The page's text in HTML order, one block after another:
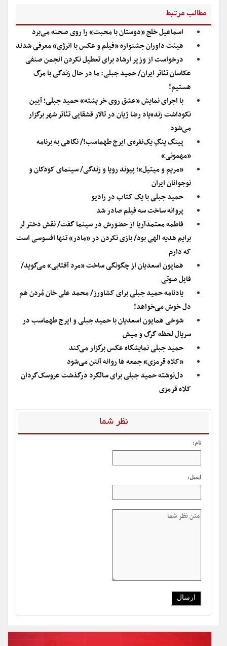
مطالب مرتبط
اسماعیل خلج «دوستان با محبت» را روی صحنه می‌برد
هیئت داوران جشنواره «فیلم و عکس با انرژی» معرفی شدند
درخواست از وزیر ارشاد برای تعطیل نکردن انجمن صنفی
عکاسان تئاتر ایران/ حمید جبلی: ما در حال زندگی با مرگ
هستیم!
با اجرای نمایش «عشق روی خر پشته» حمید جبلی؛ آیین
نکوداشت زنده‌یاد رضا ژیان در تالار قشقایی تئاتر شهر برگزار
می‌شود
پینگ پنگِ یک‌نفره‌ی ایرج طهماسب!/ نگاهی به برنامه
«مهمونی»
«مریم و میتیل»؛ پیوند رویا و زندگی/ سینمای کودکان و
نوجوانان ایران
حمید جبلی با یک کتاب در رادیو
پروانه ساخت سه فیلم صادر شد
فاطمه معتمدآریا از حضورش در سینما گفت/ نقش دختر لر
برایم هدیه الهی بود/ بازی نکردن در «مادر» تنها افسوسی است
که دارم
همایون اسعدیان از چگونگی ساخت «مرد آفتابی» می‌گوید/
فایل صوتی
یادنامه حمید جبلی برای کشاورز/ محمد علی خان مُردن هم
دل خوش می‌خواهد!
شوخی همایون اسعدیان با حمید جبلی و ایرج طهماسب در
سریال لحظه گرگ و میش
حمید جبلی نمایشگاه عکس برگزار می‌کند
«کلاه قرمزی» جمعه ها روانه آنتن می‌شود
دل‌نوشته حمید جبلی برای سالگرد درگذشت عروسک‌گردان
کلاه قرمزی
نظر شما
نام:
ایمیل: